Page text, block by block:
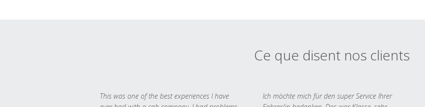
Ce que disent nos clients
This was one of the best experiences I have
Ich möchte mich für den super Service Ihrer